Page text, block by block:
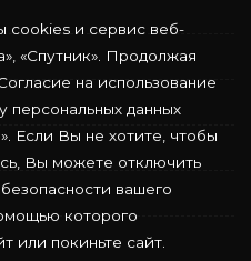
cookies и сервис веб-
«Спутник». Продолжая
на использование
персональных данных
Если Вы не хотите, чтобы
Вы можете отключить
вашего
которого
или покиньте сайт.